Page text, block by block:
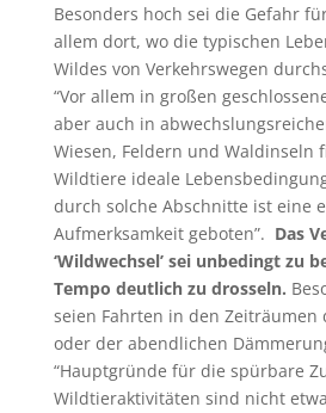
Besonders hoch sei die Gefahr
allem dort, wo die typischen
Wildes von Verkehrswegen
“Vor allem in großen
aber auch in
Wiesen, Feldern und Waldinseln
Wildtiere ideale
durch solche Abschnitte ist eine
Aufmerksamkeit geboten”. Das
‘Wildwechsel’ sei unbedingt zu
Tempo deutlich zu drosseln.
seien Fahrten in den Zeiträumen
oder der abendlichen
“Hauptgründe für die spürbare
Wildtieraktivitäten sind nicht